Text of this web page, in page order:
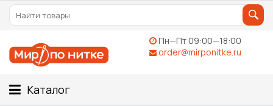
Пн—Пт 09:00—18:00
order@mirponitke.ru
Каталог